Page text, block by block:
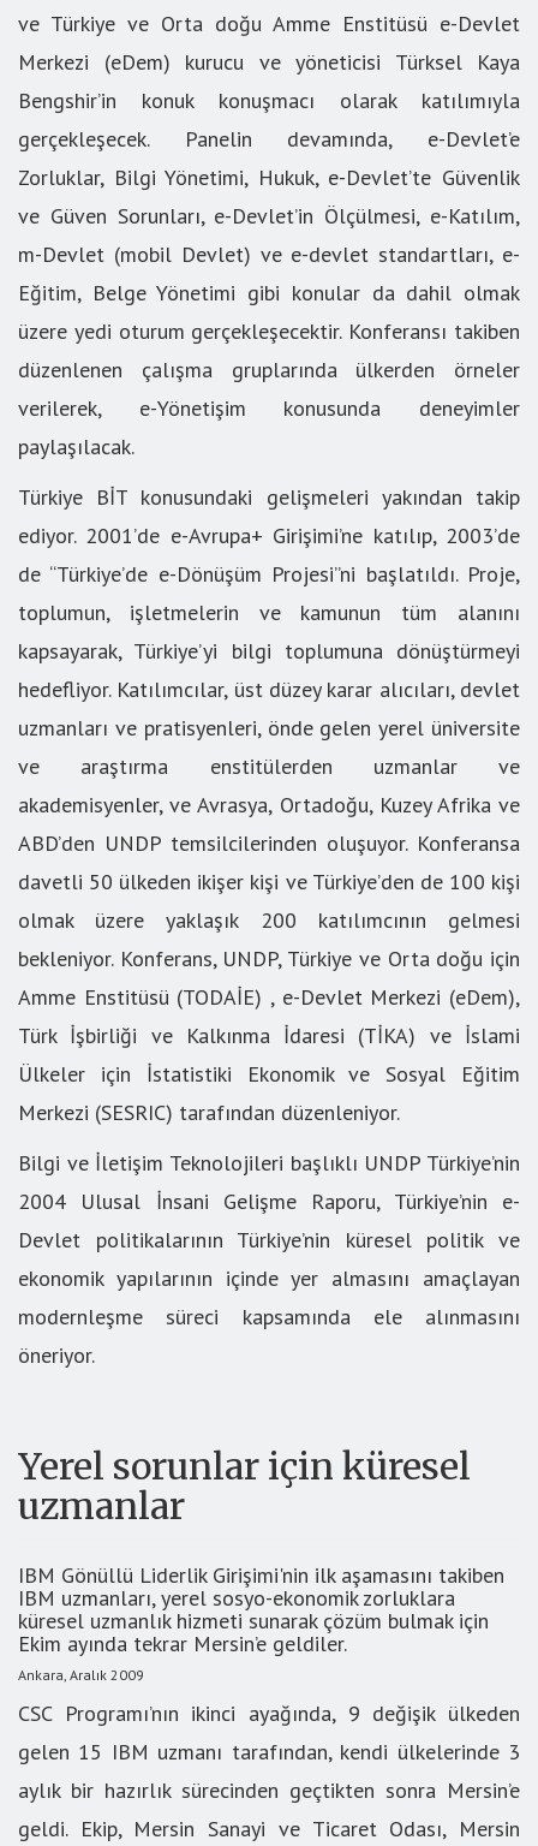
ve Türkiye ve Orta doğu Amme Enstitüsü e-Devlet
Merkezi (eDem) kurucu ve yöneticisi Türksel Kaya
Bengshir’in konuk konuşmacı olarak katılımıyla
gerçekleşecek. Panelin devamında, e-Devlet’e
Zorluklar, Bilgi Yönetimi, Hukuk, e-Devlet’te Güvenlik
ve Güven Sorunları, e-Devlet’in Ölçülmesi, e-Katılım,
m-Devlet (mobil Devlet) ve e-devlet standartları, e-
Eğitim, Belge Yönetimi gibi konular da dahil olmak
üzere yedi oturum gerçekleşecektir. Konferansı takiben
düzenlenen çalışma gruplarında ülkerden örneler
verilerek, e-Yönetişim konusunda deneyimler
paylaşılacak.
Türkiye BİT konusundaki gelişmeleri yakından takip
ediyor. 2001’de e-Avrupa+ Girişimi’ne katılıp, 2003’de
de “Türkiye’de e-Dönüşüm Projesi”ni başlatıldı. Proje,
toplumun, işletmelerin ve kamunun tüm alanını
kapsayarak, Türkiye’yi bilgi toplumuna dönüştürmeyi
hedefliyor. Katılımcılar, üst düzey karar alıcıları, devlet
uzmanları ve pratisyenleri, önde gelen yerel üniversite
ve araştırma enstitülerden uzmanlar ve
akademisyenler, ve Avrasya, Ortadoğu, Kuzey Afrika ve
ABD’den UNDP temsilcilerinden oluşuyor. Konferansa
davetli 50 ülkeden ikişer kişi ve Türkiye’den de 100 kişi
olmak üzere yaklaşık 200 katılımcının gelmesi
bekleniyor. Konferans, UNDP, Türkiye ve Orta doğu için
Amme Enstitüsü (TODAİE) , e-Devlet Merkezi (eDem),
Türk İşbirliği ve Kalkınma İdaresi (TİKA) ve İslami
Ülkeler için İstatistiki Ekonomik ve Sosyal Eğitim
Merkezi (SESRIC) tarafından düzenleniyor.
Bilgi ve İletişim Teknolojileri başlıklı UNDP Türkiye’nin
2004 Ulusal İnsani Gelişme Raporu, Türkiye’nin e-
Devlet politikalarının Türkiye’nin küresel politik ve
ekonomik yapılarının içinde yer almasını amaçlayan
modernleşme süreci kapsamında ele alınmasını
öneriyor.
Yerel sorunlar için küresel
uzmanlar
IBM Gönüllü Liderlik Girişimi'nin ilk aşamasını takiben
IBM uzmanları, yerel sosyo-ekonomik zorluklara
küresel uzmanlık hizmeti sunarak çözüm bulmak için
Ekim ayında tekrar Mersin’e geldiler.
Ankara, Aralık 2009
CSC Programı’nın ikinci ayağında, 9 değişik ülkeden
gelen 15 IBM uzmanı tarafından, kendi ülkelerinde 3
aylık bir hazırlık sürecinden geçtikten sonra Mersin’e
geldi. Ekip, Mersin Sanayi ve Ticaret Odası, Mersin